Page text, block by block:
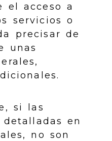
el acceso a
servicios o
precisar de
unas
si las
detalladas en
no son